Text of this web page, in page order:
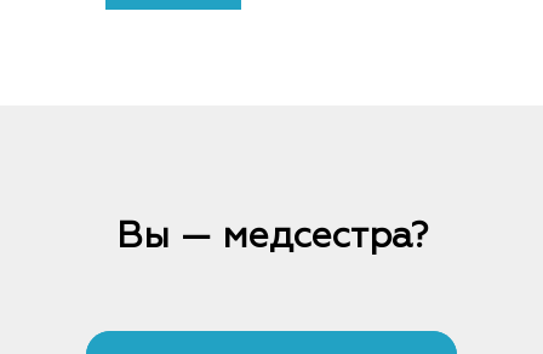
Вы — медсестра?